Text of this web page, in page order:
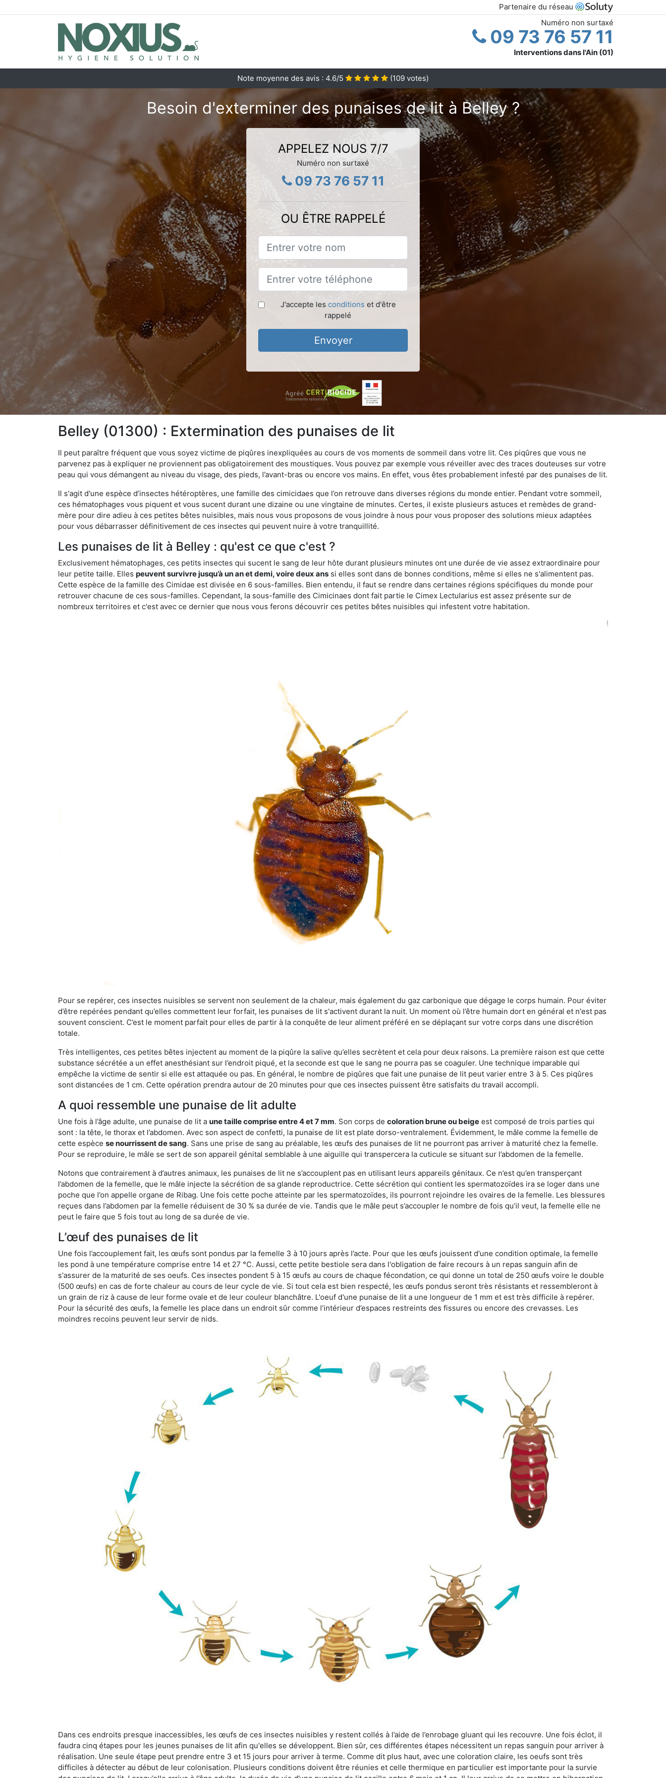
Partenaire du réseau
Numéro non surtaxé
09 73 76 57 11
Interventions dans l'Ain (01)
Note moyenne des avis : 4.6/5 (109 votes)
Besoin d'exterminer des punaises de lit à Belley ?
APPELEZ NOUS 7/7
Numéro non surtaxé
09 73 76 57 11
OU ÊTRE RAPPELÉ
J'accepte les conditions et d'être
rappelé
Envoyer
Belley (01300) : Extermination des punaises de lit
Il peut paraître fréquent que vous soyez victime de piqûres inexpliquées au cours de vos moments de sommeil dans votre lit. Ces piqûres que vous ne
parvenez pas à expliquer ne proviennent pas obligatoirement des moustiques. Vous pouvez par exemple vous réveiller avec des traces douteuses sur votre
peau qui vous démangent au niveau du visage, des pieds, l’avant-bras ou encore vos mains. En effet, vous êtes probablement infesté par des punaises de lit.
Il s'agit d'une espèce d’insectes hétéroptères, une famille des cimicidaes que l’on retrouve dans diverses régions du monde entier. Pendant votre sommeil,
ces hématophages vous piquent et vous sucent durant une dizaine ou une vingtaine de minutes. Certes, il existe plusieurs astuces et remèdes de grand-
mère pour dire adieu à ces petites bêtes nuisibles, mais nous vous proposons de vous joindre à nous pour vous proposer des solutions mieux adaptées
pour vous débarrasser définitivement de ces insectes qui peuvent nuire à votre tranquillité.
Les punaises de lit à Belley : qu'est ce que c'est ?
Exclusivement hématophages, ces petits insectes qui sucent le sang de leur hôte durant plusieurs minutes ont une durée de vie assez extraordinaire pour
leur petite taille. Elles peuvent survivre jusqu’à un an et demi, voire deux ans si elles sont dans de bonnes conditions, même si elles ne s'alimentent pas.
Cette espèce de la famille des Cimidae est divisée en 6 sous-familles. Bien entendu, il faut se rendre dans certaines régions spécifiques du monde pour
retrouver chacune de ces sous-familles. Cependant, la sous-famille des Cimicinaes dont fait partie le Cimex Lectularius est assez présente sur de
nombreux territoires et c'est avec ce dernier que nous vous ferons découvrir ces petites bêtes nuisibles qui infestent votre habitation.
Pour se repérer, ces insectes nuisibles se servent non seulement de la chaleur, mais également du gaz carbonique que dégage le corps humain. Pour éviter
d’être repérées pendant qu’elles commettent leur forfait, les punaises de lit s'activent durant la nuit. Un moment où l’être humain dort en général et n'est pas
souvent conscient. C’est le moment parfait pour elles de partir à la conquête de leur aliment préféré en se déplaçant sur votre corps dans une discrétion
totale.
Très intelligentes, ces petites bêtes injectent au moment de la piqûre la salive qu’elles secrètent et cela pour deux raisons. La première raison est que cette
substance sécrétée a un effet anesthésiant sur l’endroit piqué, et la seconde est que le sang ne pourra pas se coaguler. Une technique imparable qui
empêche la victime de sentir si elle est attaquée ou pas. En général, le nombre de piqûres que fait une punaise de lit peut varier entre 3 à 5. Ces piqûres
sont distancées de 1 cm. Cette opération prendra autour de 20 minutes pour que ces insectes puissent être satisfaits du travail accompli.
A quoi ressemble une punaise de lit adulte
Une fois à l’âge adulte, une punaise de lit a une taille comprise entre 4 et 7 mm. Son corps de coloration brune ou beige est composé de trois parties qui
sont : la tête, le thorax et l’abdomen. Avec son aspect de confetti, la punaise de lit est plate dorso-ventralement. Évidemment, le mâle comme la femelle de
cette espèce se nourrissent de sang. Sans une prise de sang au préalable, les œufs des punaises de lit ne pourront pas arriver à maturité chez la femelle.
Pour se reproduire, le mâle se sert de son appareil génital semblable à une aiguille qui transpercera la cuticule se situant sur l’abdomen de la femelle.
Notons que contrairement à d’autres animaux, les punaises de lit ne s’accouplent pas en utilisant leurs appareils génitaux. Ce n’est qu’en transperçant
l’abdomen de la femelle, que le mâle injecte la sécrétion de sa glande reproductrice. Cette sécrétion qui contient les spermatozoïdes ira se loger dans une
poche que l’on appelle organe de Ribag. Une fois cette poche atteinte par les spermatozoïdes, ils pourront rejoindre les ovaires de la femelle. Les blessures
reçues dans l’abdomen par la femelle réduisent de 30 % sa durée de vie. Tandis que le mâle peut s’accoupler le nombre de fois qu’il veut, la femelle elle ne
peut le faire que 5 fois tout au long de sa durée de vie.
L’œuf des punaises de lit
Une fois l’accouplement fait, les œufs sont pondus par la femelle 3 à 10 jours après l’acte. Pour que les œufs jouissent d'une condition optimale, la femelle
les pond à une température comprise entre 14 et 27 °C. Aussi, cette petite bestiole sera dans l'obligation de faire recours à un repas sanguin afin de
s'assurer de la maturité de ses oeufs. Ces insectes pondent 5 à 15 œufs au cours de chaque fécondation, ce qui donne un total de 250 œufs voire le double
(500 œufs) en cas de forte chaleur au cours de leur cycle de vie. Si tout cela est bien respecté, les œufs pondus seront très résistants et ressembleront à
un grain de riz à cause de leur forme ovale et de leur couleur blanchâtre. L'oeuf d'une punaise de lit a une longueur de 1 mm et est très difficile à repérer.
Pour la sécurité des œufs, la femelle les place dans un endroit sûr comme l’intérieur d’espaces restreints des fissures ou encore des crevasses. Les
moindres recoins peuvent leur servir de nids.
Dans ces endroits presque inaccessibles, les œufs de ces insectes nuisibles y restent collés à l’aide de l’enrobage gluant qui les recouvre. Une fois éclot, il
faudra cinq étapes pour les jeunes punaises de lit afin qu'elles se développent. Bien sûr, ces différentes étapes nécessitent un repas sanguin pour arriver à
réalisation. Une seule étape peut prendre entre 3 et 15 jours pour arriver à terme. Comme dit plus haut, avec une coloration claire, les oeufs sont très
difficiles à détecter au début de leur colonisation. Plusieurs conditions doivent être réunies et celle thermique en particulier est importante pour la survie